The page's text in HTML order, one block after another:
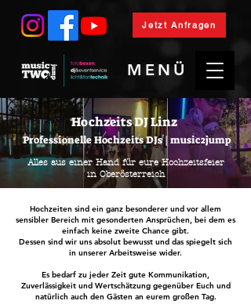
MENÜ
Jetzt Anfragen
Hochzeits DJ Linz
Professionelle Hochzeits DJs | music2jump
Alles aus einer Hand für eure Hochzeitsfeier
in Oberösterreich
Hochzeiten sind ein ganz besonderer und vor allem
sensibler Bereich mit gesonderten Ansprüchen, bei dem es
einfach keine zweite Chance gibt.
Dessen sind wir uns absolut bewusst und das spiegelt sich
in unserer Arbeitsweise wider.
Es bedarf zu jeder Zeit gute Kommunikation,
Zuverlässigkeit und Wertschätzung gegenüber Euch und
natürlich auch den Gästen an eurem großen Tag.